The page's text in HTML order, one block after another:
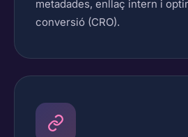
metadades, enllaç intern i
conversió (CRO).